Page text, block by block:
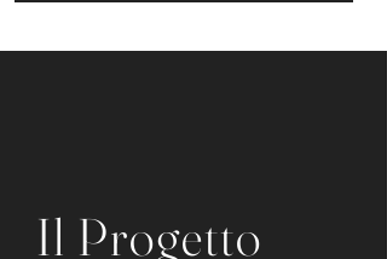
Il Progetto